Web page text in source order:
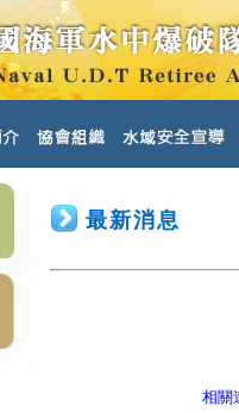
最新消息
相關